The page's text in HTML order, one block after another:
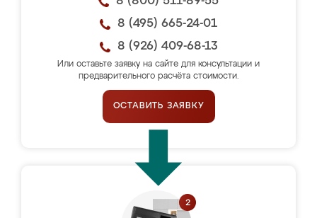
8 (495) 665-24-01
8 (926) 409-68-13
Или оставьте заявку на сайте для консультации и
предварительного расчёта стоимости.
ОСТАВИТЬ ЗАЯВКУ